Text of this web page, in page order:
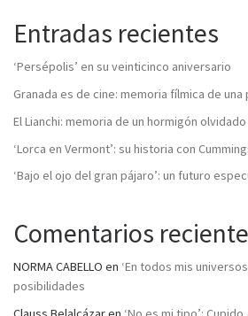
Entradas recientes
‘Persépolis’ en su veinticinco aniversario
Granada es de cine: memoria fílmica de una
El Lianchi: memoria de un hormigón olvidado
‘Lorca en Vermont’: su historia con
‘Bajo el ojo del gran pájaro’: un futuro
Comentarios
NORMA CABELLO en ‘En todos mis
posibilidades